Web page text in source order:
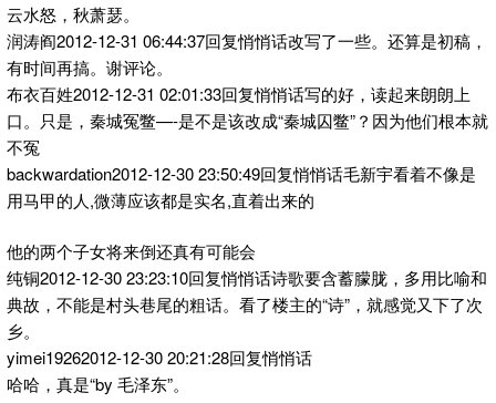
云水怒，秋萧瑟。
润涛阎2012-12-31 06:44:37回复悄悄话改写了一些。还算是初稿，
有时间再搞。谢评论。
布衣百姓2012-12-31 02:01:33回复悄悄话写的好，读起来朗朗上
口。只是，秦城冤鳖—-是不是该改成“秦城囚鳖”？因为他们根本就
不冤
backwardation2012-12-30 23:50:49回复悄悄话毛新宇看着不像是
用马甲的人,微薄应该都是实名,直着出来的
他的两个子女将来倒还真有可能会
纯铜2012-12-30 23:23:10回复悄悄话诗歌要含蓄朦胧，多用比喻和
典故，不能是村头巷尾的粗话。看了楼主的“诗”，就感觉又下了次
乡。
yimei19262012-12-30 20:21:28回复悄悄话
哈哈，真是“by 毛泽东”。